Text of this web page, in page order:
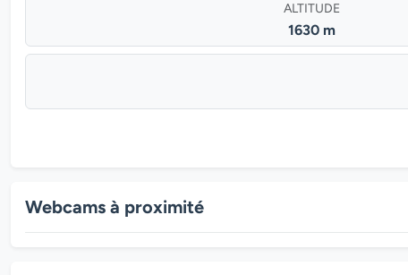
ALTITUDE
1630 m
Webcams à proximité